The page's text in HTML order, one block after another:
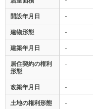
開設年月日 -
建物形態 -
建築年月日 -
居住契約の権利
形態
-
改築年月日 -
土地の権利形態 -